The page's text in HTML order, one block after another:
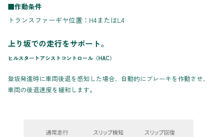
■作動条件
トランスファーギヤ位置：H4またはL4
上り坂での走行をサポート。
ヒルスタートアシストコントロール（HAC）
登坂発進時に車両後退を感知した場合、自動的にブレーキを作動させ、
車両の後退速度を緩和します。